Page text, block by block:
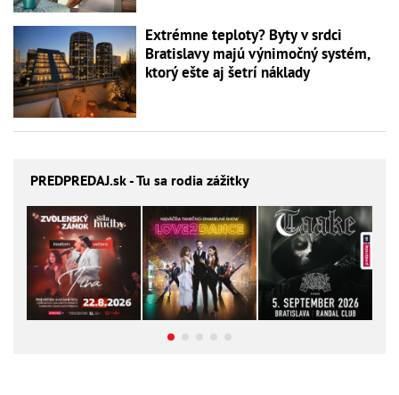
Extrémne teploty? Byty v srdci
Bratislavy majú výnimočný systém,
ktorý ešte aj šetrí náklady
PREDPREDAJ.sk - Tu sa rodia zážitky